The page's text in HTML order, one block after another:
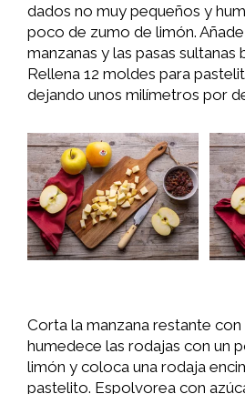
dados no muy pequeños y
poco de zumo de limón.
manzanas y las pasas sultanas
Rellena 12 moldes para
dejando unos milímetros por
Corta la manzana restante con
humedece las rodajas con un
limón y coloca una rodaja
pastelito. Espolvorea con